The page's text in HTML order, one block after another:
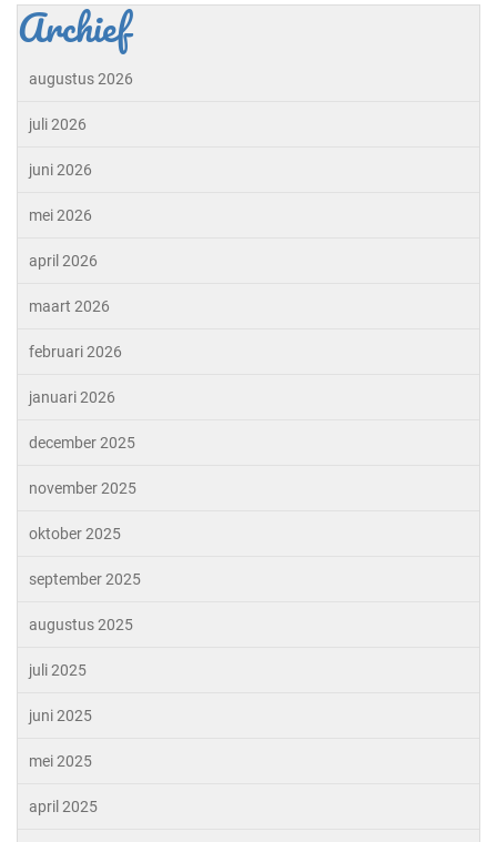
Archief
augustus 2026
juli 2026
juni 2026
mei 2026
april 2026
maart 2026
februari 2026
januari 2026
december 2025
november 2025
oktober 2025
september 2025
augustus 2025
juli 2025
juni 2025
mei 2025
april 2025